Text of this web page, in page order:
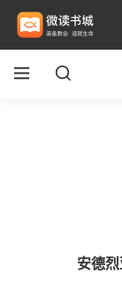
安德烈